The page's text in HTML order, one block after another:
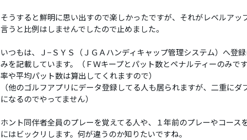
そうすると鮮明に思い出すので楽しかったですが、それがレベルアッ
言うと比例はしませんでしたので止めました。
いつもは、Ｊ−ＳＹＳ（ＪＧＡハンディキャップ管理システム）へ登
みを記載しています。（ＦＷキープとパット数とペナルティーのみで
率や平均パット数は算出してくれますので）
（他のゴルフアプリにデータ登録してる人も居られますが、二重にダ
になるのでやってません）
ホント同伴者全員のプレーを覚えてる人や、１年前のプレーやコース
にはビックリします。何が違うのか知りたいですね。